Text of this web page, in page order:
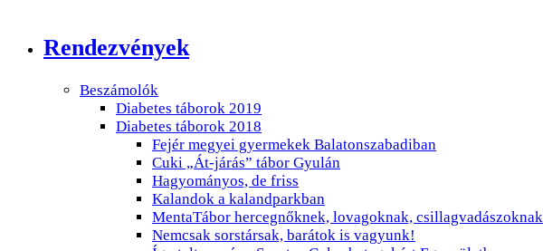
Rendezvények
Beszámolók
Diabetes táborok 2019
Diabetes táborok 2018
Fejér megyei gyermekek Balatonszabadiban
Cuki „Át-járás” tábor Gyulán
Hagyományos, de friss
Kalandok a kalandparkban
MentaTábor hercegnőknek, lovagoknak, csillagvadászoknak
Nemcsak sorstársak, barátok is vagyunk!